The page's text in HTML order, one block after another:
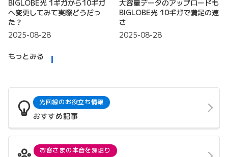
BIGLOBE光 1ギガから10ギガ
へ変更してみて実際どうだっ
た？
2025-08-28
大容量データのアップロードも
BIGLOBE光 10ギガで満足の速
さ
2025-08-28
もっとみる
光回線のお役立ち情報
おすすめ記事
お客さまの本音を深堀り